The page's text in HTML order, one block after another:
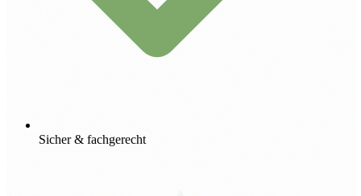
Sicher & fachgerecht